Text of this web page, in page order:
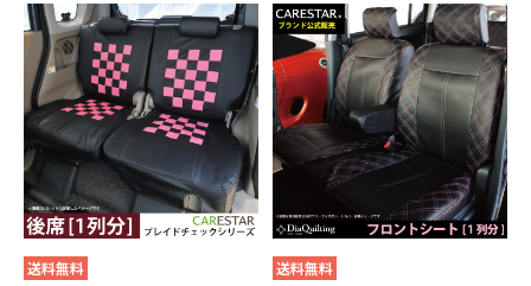
送料無料 送料無料